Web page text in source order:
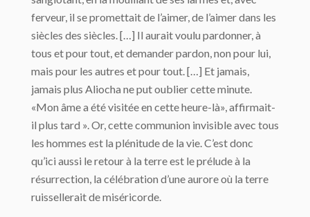
ferveur, il se promettait de l’aimer, de l’aimer dans les
siècles des siècles. […] Il aurait voulu pardonner, à
tous et pour tout, et demander pardon, non pour lui,
mais pour les autres et pour tout. […] Et jamais,
jamais plus Aliocha ne put oublier cette minute.
«Mon âme a été visitée en cette heure-là», affirmait-
il plus tard ». Or, cette communion invisible avec tous
les hommes est la plénitude de la vie. C’est donc
qu’ici aussi le retour à la terre est le prélude à la
résurrection, la célébration d’une aurore où la terre
ruissellerait de miséricorde.